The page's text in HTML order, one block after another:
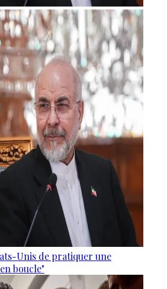
Unis de pratiquer une
boucle"